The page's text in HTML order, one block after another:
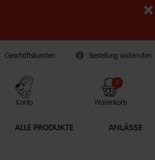
Geschäftskunden Bestellung widerrufen
Konto Warenkorb
0
ALLE PRODUKTE ANLÄSSE